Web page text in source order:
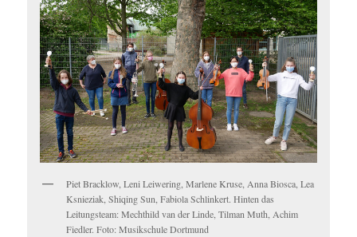
Piet Bracklow, Leni Leiwering, Marlene Kruse, Anna Biosca, Lea
Ksnieziak, Shiqing Sun, Fabiola Schlinkert. Hinten das
Leitungsteam: Mechthild van der Linde, Tilman Muth, Achim
Fiedler. Foto: Musikschule Dortmund